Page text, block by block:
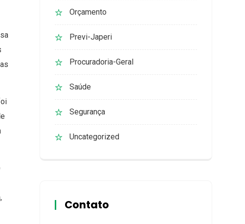
Orçamento
Previ-Japeri
Procuradoria-Geral
Saúde
Segurança
Uncategorized
Contato